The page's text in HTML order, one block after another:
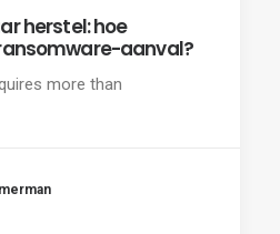
herstel: hoe
aanval?
more than